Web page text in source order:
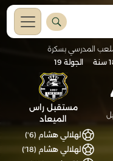
المدرسي بسكرة
الجولة 19
مستقبل راس
الميعاد
لهلالي هشام (6')
لهلالي هشام (18')